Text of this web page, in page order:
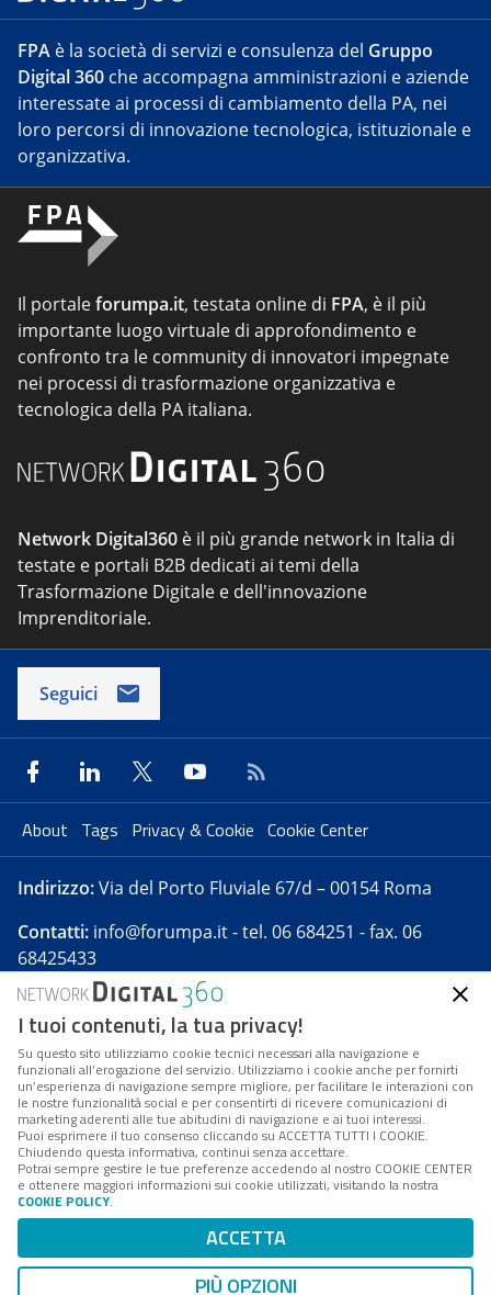
FPA è la società di servizi e consulenza del Gruppo
Digital 360 che accompagna amministrazioni e aziende
interessate ai processi di cambiamento della PA, nei
loro percorsi di innovazione tecnologica, istituzionale e
organizzativa.
Il portaleforumpa.it, testata online di FPA, è il più
importante luogo virtuale di approfondimento e
confronto tra le community di innovatori impegnate
nei processi di trasformazione organizzativa e
tecnologica della PA italiana.
Network Digital360 è il più grande network in Italia di
testate e portali B2B dedicati ai temi della
Trasformazione Digitale e dell'innovazione
Imprenditoriale.
Seguici
About Tags Privacy & Cookie Cookie Center
Indirizzo:Via del Porto Fluviale 67/d – 00154 Roma
Contatti: info@forumpa.it- tel. 06 684251 - fax. 06
68425433
Forumpa.itè una pubblicazione telematica iscritta
presso Registro della stampa del Tribunale di Roma -
Reg. n. 182 del 2 maggio 2008 - Direttore resp. Michela
Stentella
FPA s.r.l. è società soggetta a Direzione e
Coordinamento da parte di Digital360 S.p.A. - FPA s.r.l.
è un'azienda certificata per il sistema di management
Codice Fiscale/Partita IVA n. 10693191008 - R.E.A. Roma
n. 1249791. ISP AWS
Mappa del sito
I tuoi contenuti, la tua privacy!
Su questo sito utilizziamo cookie tecnici necessari alla navigazione e
funzionali all’erogazione del servizio. Utilizziamo i cookie anche per fornirti
un’esperienza di navigazione sempre migliore, per facilitare le interazioni con
le nostre funzionalità social e per consentirti di ricevere comunicazioni di
marketing aderenti alle tue abitudini di navigazione e ai tuoi interessi.
Puoi esprimere il tuo consenso cliccando su ACCETTA TUTTI I COOKIE.
Chiudendo questa informativa, continui senza accettare.
Potrai sempre gestire le tue preferenze accedendo al nostro COOKIE CENTER
e ottenere maggiori informazioni sui cookie utilizzati, visitando la nostra
COOKIE POLICY.
ACCETTA
PIÙ OPZIONI